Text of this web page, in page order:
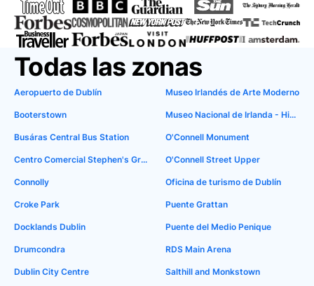
Todas las zonas
Aeropuerto de Dublín
Booterstown
Busáras Central Bus Station
Centro Comercial Stephen's Green
Connolly
Croke Park
Docklands Dublin
Drumcondra
Dublin City Centre
Museo Irlandés de Arte Moderno
Museo Nacional de Irlanda - Historia Natural
O'Connell Monument
O'Connell Street Upper
Oficina de turismo de Dublín
Puente Grattan
Puente del Medio Penique
RDS Main Arena
Salthill and Monkstown